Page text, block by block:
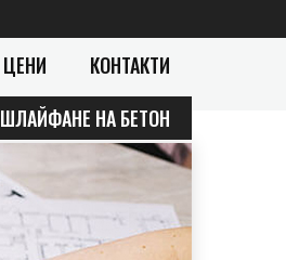
ЦЕНИ
КОНТАКТИ
ШЛАЙФАНЕ НА БЕТОН